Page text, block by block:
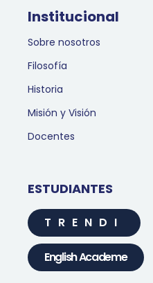
Institucional
Sobre nosotros
Filosofía
Historia
Misión y Visión
Docentes
ESTUDIANTES
TRENDI
English Academe